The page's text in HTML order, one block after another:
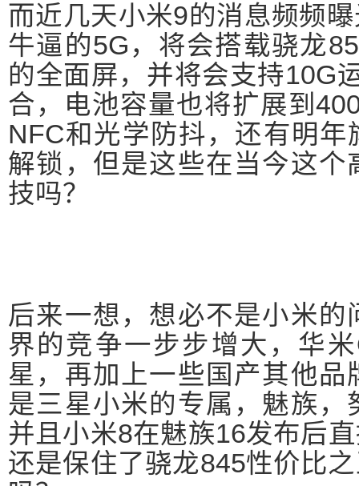
而近几天小米9的消息频频
牛逼的5G，将会搭载骁龙
的全面屏，并将会支持10G
合，电池容量也将扩展到
NFC和光学防抖，还有明
解锁，但是这些在当今这
技吗？
后来一想，想必不是小米
界的竞争一步步增大，华
星，再加上一些国产其他
是三星小米的专属，魅族
并且小米8在魅族16发布后
还是保住了骁龙845性价比